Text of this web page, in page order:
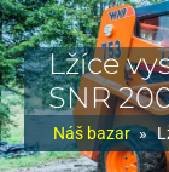
Lžíce
SNR
Náš bazar »